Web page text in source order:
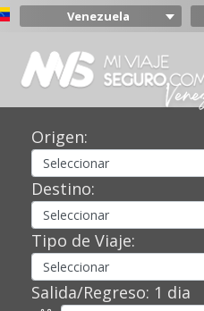
Venezuela
Colombia
Mexico
Peru
Origen:
Destino:
Tipo de Viaje:
Salida/Regreso: 1 dia